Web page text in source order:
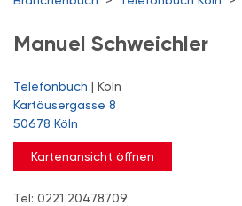
Manuel Schweichler
Telefonbuch | Köln
Kartäusergasse 8
50678 Köln
Kartenansicht öffnen
Tel: 0221 20478709